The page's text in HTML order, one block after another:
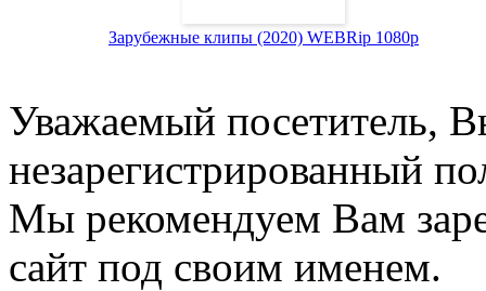
Зарубежные клипы (2020) WEBRip 1080p
Уважаемый посетитель,
незарегистрированный
Мы рекомендуем Вам
сайт под своим именем.